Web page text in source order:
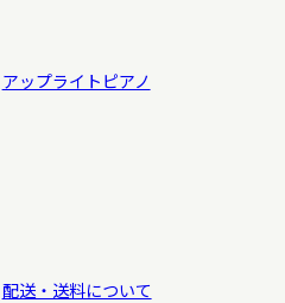
アップライトピアノ
配送・送料について